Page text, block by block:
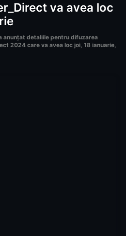
va avea loc
anunțat detaliile pentru difuzarea
2024 care va avea loc joi, 18 ianuarie,